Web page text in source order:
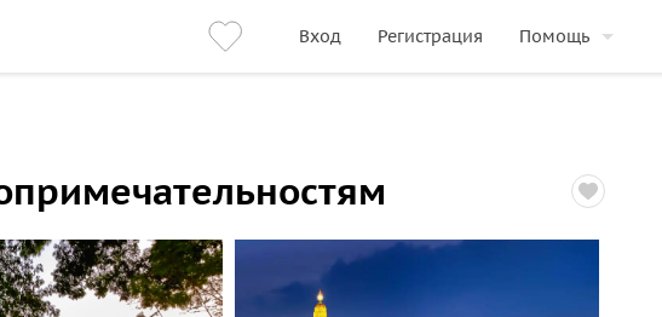
Вход Регистрация Помощь